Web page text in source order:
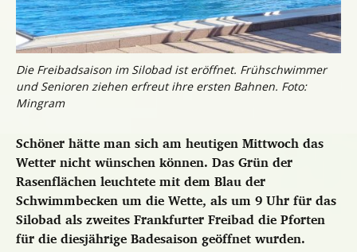
Die Freibadsaison im Silobad ist eröffnet. Frühschwimmer
und Senioren ziehen erfreut ihre ersten Bahnen. Foto:
Mingram
Schöner hätte man sich am heutigen Mittwoch das
Wetter nicht wünschen können. Das Grün der
Rasenflächen leuchtete mit dem Blau der
Schwimmbecken um die Wette, als um 9 Uhr für das
Silobad als zweites Frankfurter Freibad die Pforten
für die diesjährige Badesaison geöffnet wurden.